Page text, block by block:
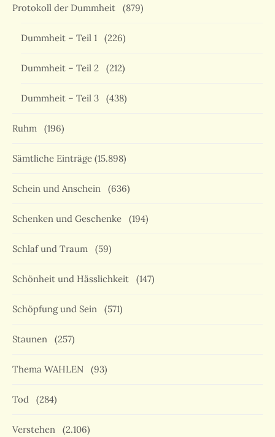
Protokoll der Dummheit (879)
Dummheit – Teil 1 (226)
Dummheit – Teil 2 (212)
Dummheit – Teil 3 (438)
Ruhm (196)
Sämtliche Einträge (15.898)
Schein und Anschein (636)
Schenken und Geschenke (194)
Schlaf und Traum (59)
Schönheit und Hässlichkeit (147)
Schöpfung und Sein (571)
Staunen (257)
Thema WAHLEN (93)
Tod (284)
Verstehen (2.106)